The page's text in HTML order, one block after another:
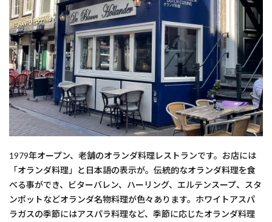
1979年オープン、老舗のオランダ料理レストランです。お店には
「オランダ料理」と日本語の表示が。伝統的なオランダ料理を食
べる事ができ、ビターバレン、ハーリング、エルテンスープ、スタ
ンポットなどオランダ名物料理が色々あります。ホワイトアスパ
ラガスの季節にはアスパラ料理など、季節に応じたオランダ料理